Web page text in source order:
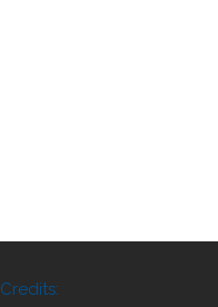
Credits: